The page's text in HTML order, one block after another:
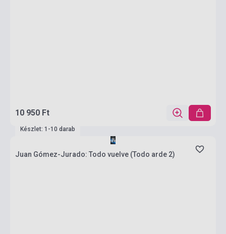
10 950 Ft
Készlet: 1-10 darab
Juan Gómez-Jurado: Todo vuelve (Todo arde 2)